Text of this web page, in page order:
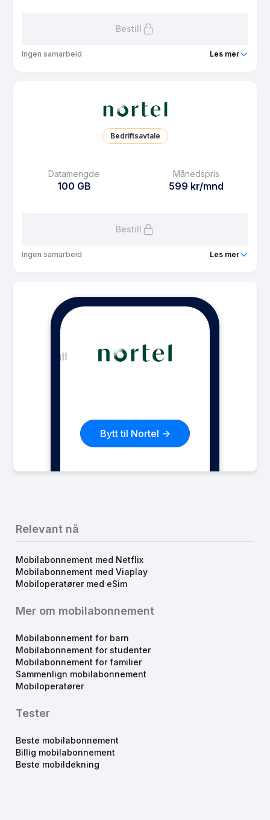
Bestill
Ingen samarbeid Les mer
Bruk i EU/EØS
Bedriftsavtale
Datamengde
100 GB
Månedspris
599 kr/mnd
Bestill
Ingen samarbeid Les mer
Ringeminutter Ubegrenset
Ubegrenset
Bytt til Nortel ->
Relevant nå
Mobilabonnement med Netflix
Mobilabonnement med Viaplay
Mobiloperatører med eSim
Mer om mobilabonnement
Mobilabonnement for barn
Mobilabonnement for studenter
Mobilabonnement for familier
Sammenlign mobilabonnement
Mobiloperatører
Tester
Beste mobilabonnement
Billig mobilabonnement
Beste mobildekning